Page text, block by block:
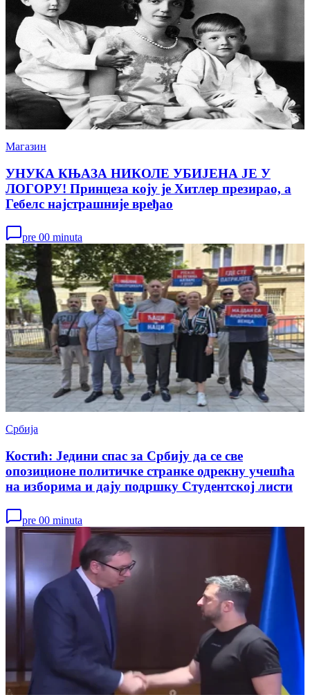
Магазин
УНУКА КЊАЗА НИКОЛЕ УБИЈЕНА ЈЕ У
ЛОГОРУ! Принцеза коју је Хитлер презирао, а
Гебелс најстрашније вређао
pre 00 minuta
Србија
Костић: Једини спас за Србију да се све
опозиционе политичке странке одрекну учешћа
на изборима и дају подршку Студентској листи
pre 00 minuta